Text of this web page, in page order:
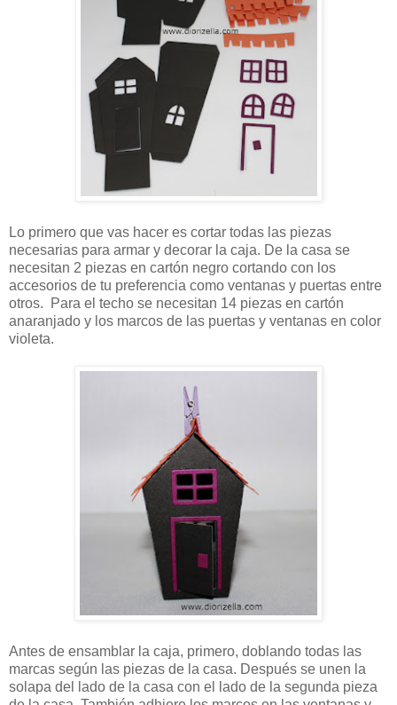
Lo primero que vas hacer es cortar todas las piezas
necesarias para armar y decorar la caja. De la casa se
necesitan 2 piezas en cartón negro cortando con los
accesorios de tu preferencia como ventanas y puertas entre
otros. Para el techo se necesitan 14 piezas en cartón
anaranjado y los marcos de las puertas y ventanas en color
violeta.
Antes de ensamblar la caja, primero, doblando todas las
marcas según las piezas de la casa. Después se unen la
solapa del lado de la casa con el lado de la segunda pieza